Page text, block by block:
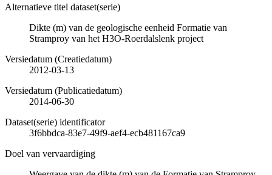
Alternatieve titel dataset(serie)
Dikte (m) van de geologische eenheid Formatie van
Stramproy van het H3O-Roerdalslenk project
Versiedatum (Creatiedatum)
2012-03-13
Versiedatum (Publicatiedatum)
2014-06-30
Dataset(serie) identificator
3f6bbdca-83e7-49f9-aef4-ecb481167ca9
Doel van vervaardiging